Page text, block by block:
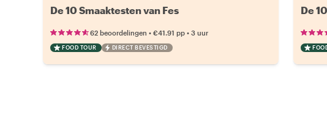
De 10 Smaaktesten van Fes
62 beoordelingen • €41.91 pp • 3 uur
FOOD TOUR DIRECT BEVESTIGD
De